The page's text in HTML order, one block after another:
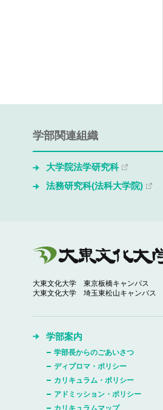
学部関連組織
大学院法学研究科
法務研究科(法科大学院)
大東文化大学 東京板橋キャンパス
大東文化大学 埼玉東松山キャンパス
学部案内
学部長からのごあいさつ
ディプロマ・ポリシー
カリキュラム・ポリシー
アドミッション・ポリシー
カリキュラムマップ